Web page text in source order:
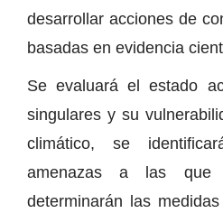
desarrollar acciones de
basadas en evidencia
Se evaluará el estado
singulares y su
climático, se
amenazas a las que
determinarán las